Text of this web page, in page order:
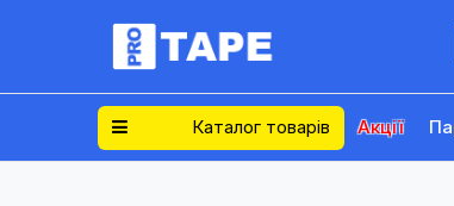
Каталог товарів Акції